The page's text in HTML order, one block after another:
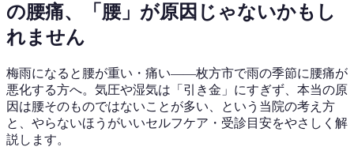
の腰痛、「腰」が原因じゃないかもし
れません
梅雨になると腰が重い・痛い——枚方市で雨の季節に腰痛が
悪化する方へ。気圧や湿気は「引き金」にすぎず、本当の原
因は腰そのものではないことが多い、という当院の考え方
と、やらないほうがいいセルフケア・受診目安をやさしく解
説します。